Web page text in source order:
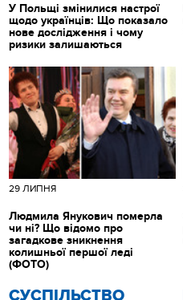
У Польщі змінилися настрої
щодо українців: Що показало
нове дослідження і чому
ризики залишаються
CУСПІЛЬСТВО
29 ЛИПНЯ
Людмила Янукович померла
чи ні? Що відомо про
загадкове зникнення
колишньої першої леді
(ФОТО)